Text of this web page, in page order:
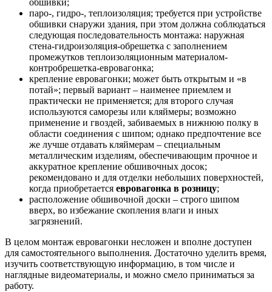
обшивки;
паро-, гидро-, теплоизоляция; требуется при устройстве
обшивки снаружи здания, при этом должна соблюдаться
следующая последовательность монтажа: наружная
стена-гидроизоляция-обрешетка с заполнением
промежутков теплоизоляционным материалом-
контробрешетка-евровагонка;
крепление евровагонки; может быть открытым и «в
потай»; первый вариант – наименее приемлем и
практически не применяется; для второго случая
используются саморезы или кляймеры; возможно
применение и гвоздей, забиваемых в нижнюю полку в
области соединения с шипом; однако предпочтение все
же лучше отдавать кляймерам – специальным
металлическим изделиям, обеспечивающим прочное и
аккуратное крепление обшивочных досок;
рекомендовано и для отделки небольших поверхностей,
когда приобретается евровагонка в розницу;
расположение обшивочной доски – строго шипом
вверх, во избежание скопления влаги и иных
загрязнений.
В целом монтаж евровагонки несложен и вполне доступен
для самостоятельного выполнения. Достаточно уделить время,
изучить соответствующую информацию, в том числе и
наглядные видеоматериалы, и можно смело приниматься за
работу.